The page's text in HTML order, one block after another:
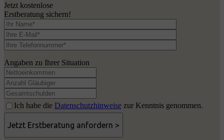
Jetzt kostenlose
Erstberatung sichern!
Angaben zu Ihrer Situation
Ich habe die Datenschutzhinweise zur Kenntnis genommen.